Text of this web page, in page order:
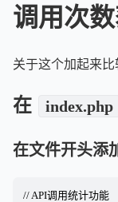
调用次
关于这个加起来比
在 index.php
在文件开头添
// API调用统计功能